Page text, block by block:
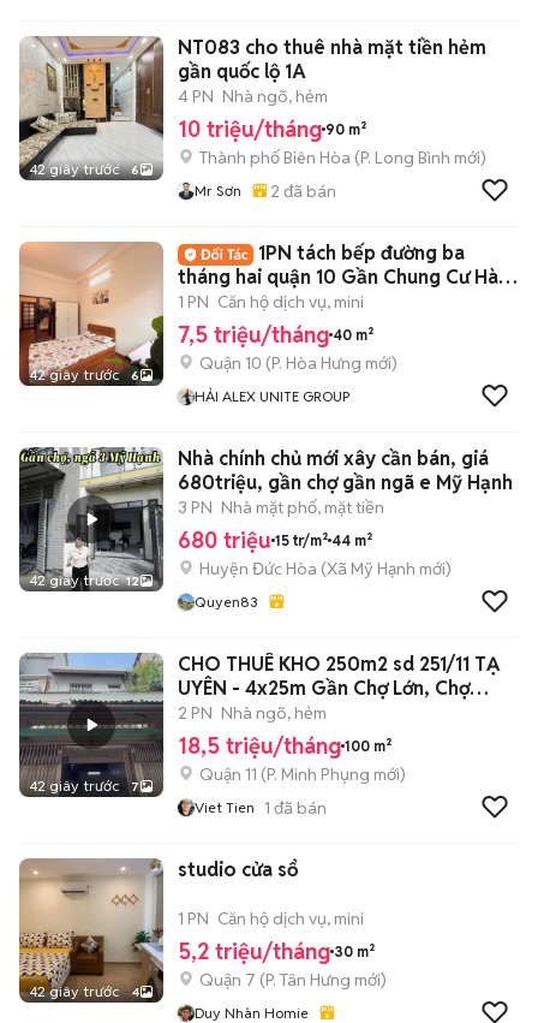
42 giây trước 6
NT083 cho thuê nhà mặt tiền hẻm
gần quốc lộ 1A
4 PN Nhà ngõ, hẻm
10 triệu/tháng 90 m²
Thành phố Biên Hòa (P. Long Bình mới)
Mr Sơn 2 đã bán
42 giây trước 6
1PN tách bếp đường ba
tháng hai quận 10 Gần Chung Cư Hà
Đô, Cao Thắng
1 PN Căn hộ dịch vụ, mini
7,5 triệu/tháng 40 m²
Quận 10 (P. Hòa Hưng mới)
HẢI ALEX UNITE GROUP
42 giây trước 12
Nhà chính chủ mới xây cần bán, giá
680triệu, gần chợ gần ngã e Mỹ Hạnh
3 PN Nhà mặt phố, mặt tiền
680 triệu 15 tr/m² 44 m²
Huyện Đức Hòa (Xã Mỹ Hạnh mới)
Quyen83
42 giây trước 7
CHO THUÊ KHO 250m2 sd 251/11 TẠ
UYÊN - 4x25m Gần Chợ Lớn, Chợ
Thiết
2 PN Nhà ngõ, hẻm
18,5 triệu/tháng 100 m²
Quận 11 (P. Minh Phụng mới)
Viet Tien 1 đã bán
42 giây trước 4
studio cửa sổ
1 PN Căn hộ dịch vụ, mini
5,2 triệu/tháng 30 m²
Quận 7 (P. Tân Hưng mới)
Duy Nhàn Homie